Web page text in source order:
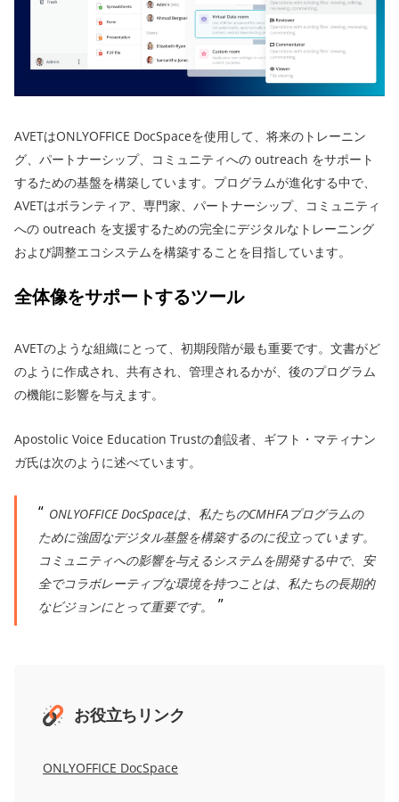
AVETはONLYOFFICE DocSpaceを使用して、将来のトレーニン
グ、パートナーシップ、コミュニティへの outreach をサポート
するための基盤を構築しています。プログラムが進化する中で、
AVETはボランティア、専門家、パートナーシップ、コミュニティ
への outreach を支援するための完全にデジタルなトレーニング
および調整エコシステムを構築することを目指しています。
全体像をサポートするツール
AVETのような組織にとって、初期段階が最も重要です。文書がど
のように作成され、共有され、管理されるかが、後のプログラム
の機能に影響を与えます。
Apostolic Voice Education Trustの創設者、ギフト・マティナン
ガ氏は次のように述べています。
ONLYOFFICE DocSpaceは、私たちのCMHFAプログラムの
ために強固なデジタル基盤を構築するのに役立っています。
コミュニティへの影響を与えるシステムを開発する中で、安
全でコラボレーティブな環境を持つことは、私たちの長期的
なビジョンにとって重要です。
お役立ちリンク
ONLYOFFICE DocSpace